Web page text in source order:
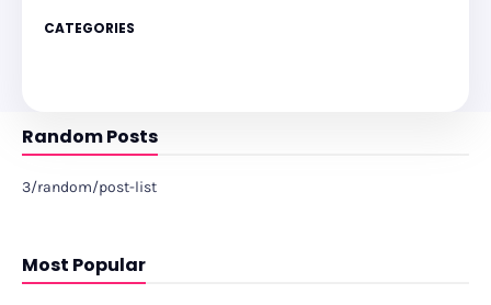
CATEGORIES
Random Posts
3/random/post-list
Most Popular